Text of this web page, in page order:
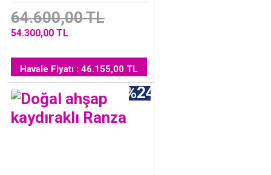
64.600,00 TL
54.300,00 TL
Havale Fiyatı : 46.155,00 TL
%24